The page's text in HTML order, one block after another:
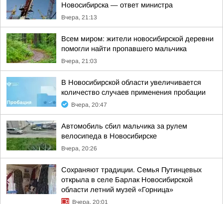
Новосибирска — ответ министра
Вчера, 21:13
Всем миром: жители новосибирской деревни
помогли найти пропавшего мальчика
Вчера, 21:03
В Новосибирской области увеличивается
количество случаев применения пробации
Вчера, 20:47
Автомобиль сбил мальчика за рулем
велосипеда в Новосибирске
Вчера, 20:26
Сохраняют традиции. Семья Путинцевых
открыла в селе Барлак Новосибирской
области летний музей «Горница»
Вчера, 20:01